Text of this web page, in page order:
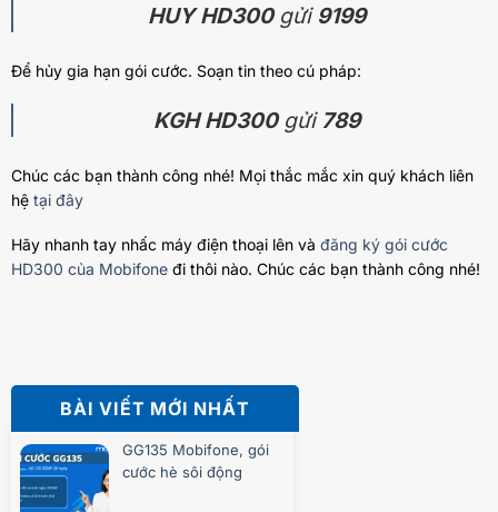
HUY HD300 gửi 9199
Để hủy gia hạn gói cước. Soạn tin theo cú pháp:
KGH HD300 gửi 789
Chúc các bạn thành công nhé! Mọi thắc mắc xin quý khách liên
hệ tại đây
Hãy nhanh tay nhấc máy điện thoại lên và đăng ký gói cước
HD300 của Mobifone đi thôi nào. Chúc các bạn thành công nhé!
BÀI VIẾT MỚI NHẤT
GG135 Mobifone, gói
cước hè sôi động